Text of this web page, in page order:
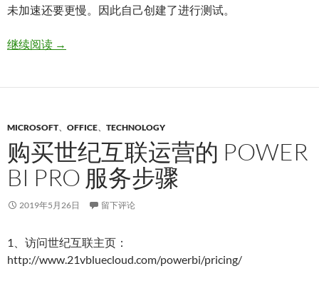
未加速还要更慢。因此自己创建了进行测试。
继续阅读Azure 国际版 CDN 服务在中国的访问效果测试
→
MICROSOFT、 OFFICE、 TECHNOLOGY
购买世纪互联运营的 POWER
BI PRO 服务步骤
2019年5月26日 留下评论
1、访问世纪互联主页：
http://www.21vbluecloud.com/powerbi/pricing/